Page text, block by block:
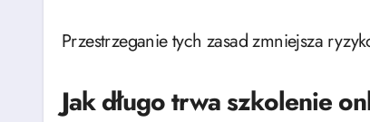
Przestrzeganie tych zasad zmniejsza
Jak długo trwa szkolenie